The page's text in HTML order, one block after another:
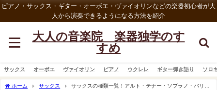
ピアノ・サックス・ギター・オーボエ・ヴァイオリンなどの楽器初心者が大
人から演奏できるようになる方法を紹介
大人の音楽院 楽器独学のす
すめ
サックス オーボエ ヴァイオリン ピアノ ウクレレ ギター弾き語り ソロ
ホーム サックス
サックスの種類一覧！アルト・テナー・ソプラノ・バリト